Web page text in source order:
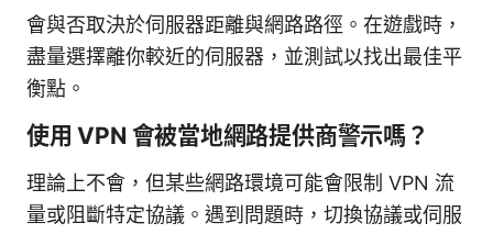
會與否取決於伺服器距離與網路路徑。在遊戲時，
盡量選擇離你較近的伺服器，並測試以找出最佳平
衡點。
使用 VPN 會被當地網路提供商警示嗎？
理論上不會，但某些網路環境可能會限制 VPN 流
量或阻斷特定協議。遇到問題時，切換協議或伺服